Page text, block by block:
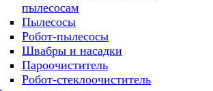
пылесосам
Пылесосы
Робот-пылесосы
Швабры и насадки
Пароочиститель
Робот-стеклоочиститель